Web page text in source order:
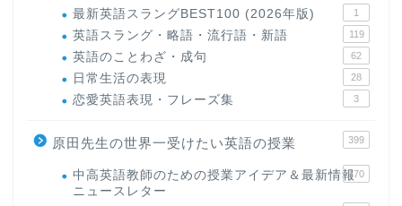
最新英語スラングBEST100 (2026年版) 1
英語スラング・略語・流行語・新語 119
英語のことわざ・成句 62
日常生活の表現 28
恋愛英語表現・フレーズ集 3
原田先生の世界一受けたい英語の授業 399
中高英語教師のための授業アイデア＆最新情報
ニュースレター
170